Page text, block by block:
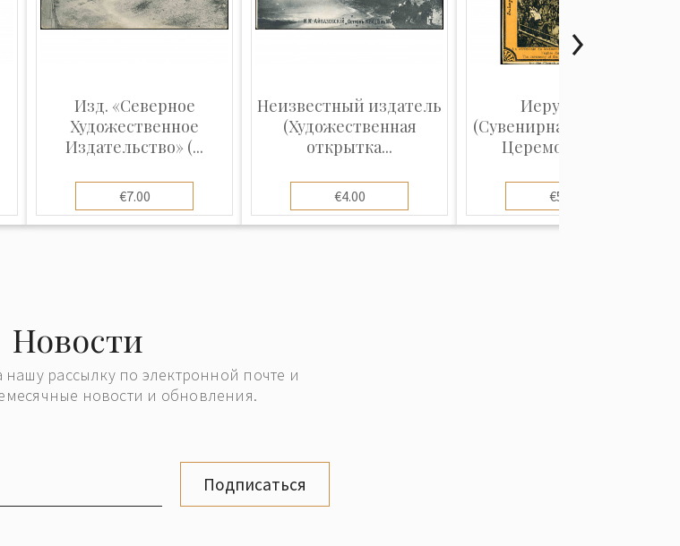
Изд. «Северное
Художественное
Издательство» (...
€7.00
Неизвестный издатель
(Художественная
открытка...
€4.00
Иерусалим
(Сувенирная карточка):
Церемония ом...
€5.00
Новости
рассылку по электронной почте и
новости и обновления.
Подписаться